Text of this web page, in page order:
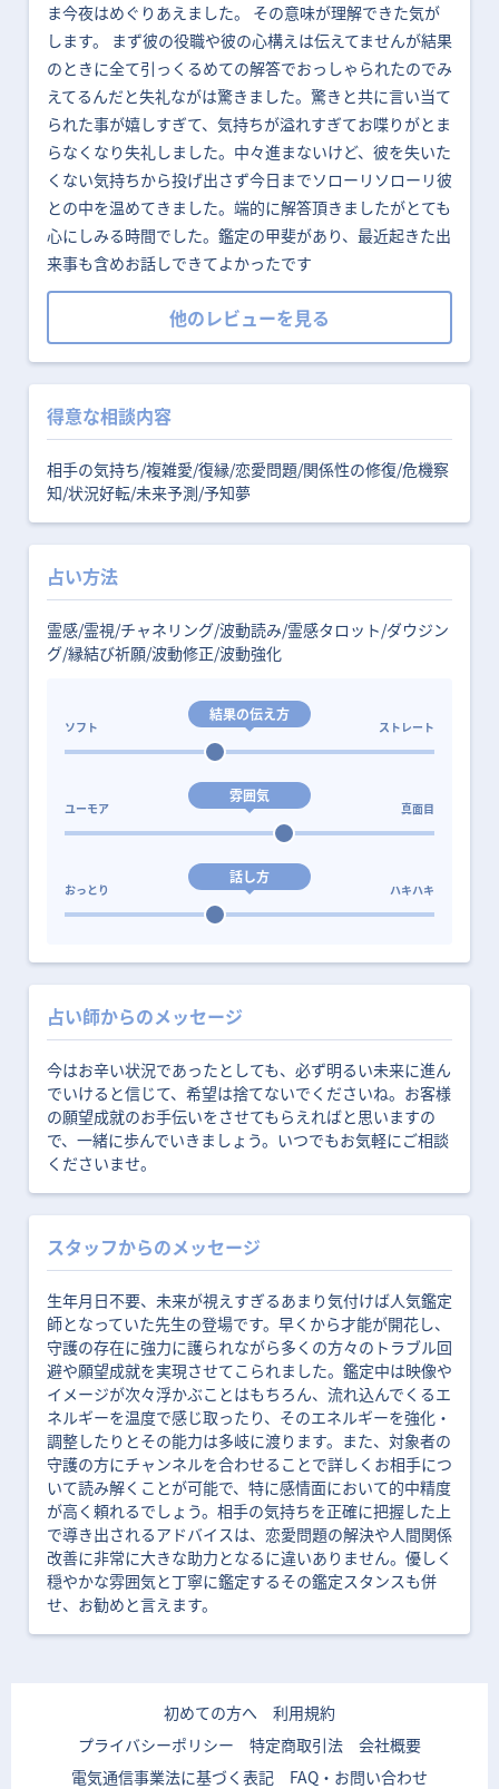
ま今夜はめぐりあえました。 その意味が理解できた気が
します。 まず彼の役職や彼の心構えは伝えてませんが結果
のときに全て引っくるめての解答でおっしゃられたのでみ
えてるんだと失礼ながは驚きました。驚きと共に言い当て
られた事が嬉しすぎて、気持ちが溢れすぎてお喋りがとま
らなくなり失礼しました。中々進まないけど、彼を失いた
くない気持ちから投げ出さず今日までソローリソローリ彼
との中を温めてきました。端的に解答頂きましたがとても
心にしみる時間でした。鑑定の甲斐があり、最近起きた出
来事も含めお話しできてよかったです
他のレビューを見る
得意な相談内容
相手の気持ち/複雑愛/復縁/恋愛問題/関係性の修復/危機察
知/状況好転/未来予測/予知夢
占い方法
霊感/霊視/チャネリング/波動読み/霊感タロット/ダウジン
グ/縁結び祈願/波動修正/波動強化
結果の伝え方
ソフト ストレート
雰囲気
ユーモア 真面目
話し方
おっとり ハキハキ
占い師からのメッセージ
今はお辛い状況であったとしても、必ず明るい未来に進ん
でいけると信じて、希望は捨てないでくださいね。お客様
の願望成就のお手伝いをさせてもらえればと思いますの
で、一緒に歩んでいきましょう。いつでもお気軽にご相談
くださいませ。
スタッフからのメッセージ
生年月日不要、未来が視えすぎるあまり気付けば人気鑑定
師となっていた先生の登場です。早くから才能が開花し、
守護の存在に強力に護られながら多くの方々のトラブル回
避や願望成就を実現させてこられました。鑑定中は映像や
イメージが次々浮かぶことはもちろん、流れ込んでくるエ
ネルギーを温度で感じ取ったり、そのエネルギーを強化・
調整したりとその能力は多岐に渡ります。また、対象者の
守護の方にチャンネルを合わせることで詳しくお相手につ
いて読み解くことが可能で、特に感情面において的中精度
が高く頼れるでしょう。相手の気持ちを正確に把握した上
で導き出されるアドバイスは、恋愛問題の解決や人間関係
改善に非常に大きな助力となるに違いありません。優しく
穏やかな雰囲気と丁寧に鑑定するその鑑定スタンスも併
せ、お勧めと言えます。
初めての方へ
利用規約
プライバシーポリシー
特定商取引法
会社概要
電気通信事業法に基づく表記
FAQ・お問い合わせ